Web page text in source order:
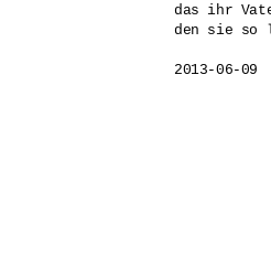
das ihr
den sie so